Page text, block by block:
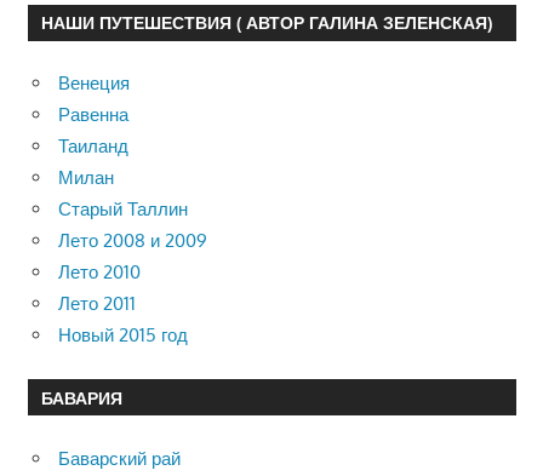
НАШИ ПУТЕШЕСТВИЯ ( АВТОР ГАЛИНА ЗЕЛЕНСКАЯ)
Венеция
Равенна
Таиланд
Милан
Старый Таллин
Лето 2008 и 2009
Лето 2010
Лето 2011
Новый 2015 год
БАВАРИЯ
Баварский рай